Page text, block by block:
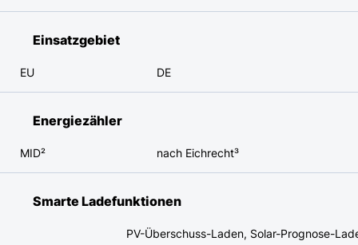
Einsatzgebiet
EU DE
Energiezähler
MID² nach Eichrecht³
Smarte Ladefunktionen
PV-Überschuss-Laden, Solar-Prognose-